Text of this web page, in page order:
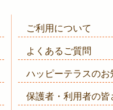
ご利用について
よくあるご質問
ハッピーテラスのお
保護者・利用者の皆